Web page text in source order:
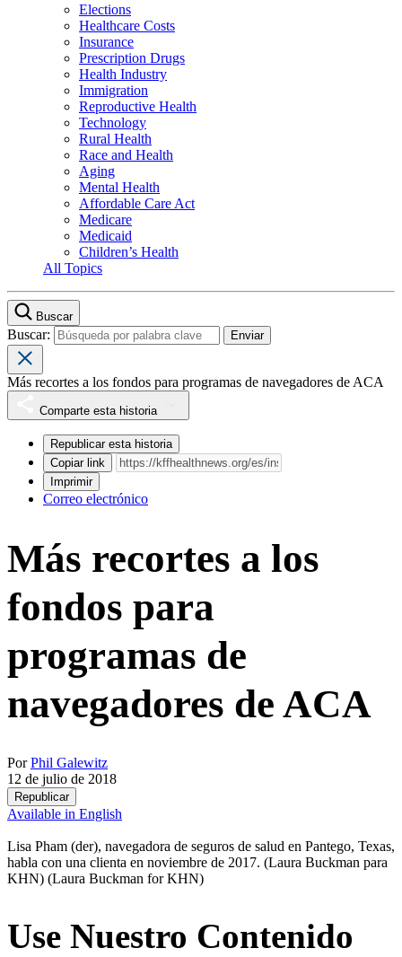
Elections
Healthcare Costs
Insurance
Prescription Drugs
Health Industry
Immigration
Reproductive Health
Technology
Rural Health
Race and Health
Aging
Mental Health
Affordable Care Act
Medicare
Medicaid
Children’s Health
All Topics
Buscar
Buscar:
Más recortes a los fondos para programas de navegadores de ACA
Comparte esta historia
Republicar esta historia
Copiar link
Imprimir
Correo electrónico
Más recortes a los
fondos para
programas de
navegadores de ACA
PorPhil Galewitz
12 de julio de 2018
Republicar
Available in English
Lisa Pham (der), navegadora de seguros de salud en Pantego, Texas,
habla con una clienta en noviembre de 2017. (Laura Buckman para
KHN) (Laura Buckman for KHN)
Use Nuestro Contenido